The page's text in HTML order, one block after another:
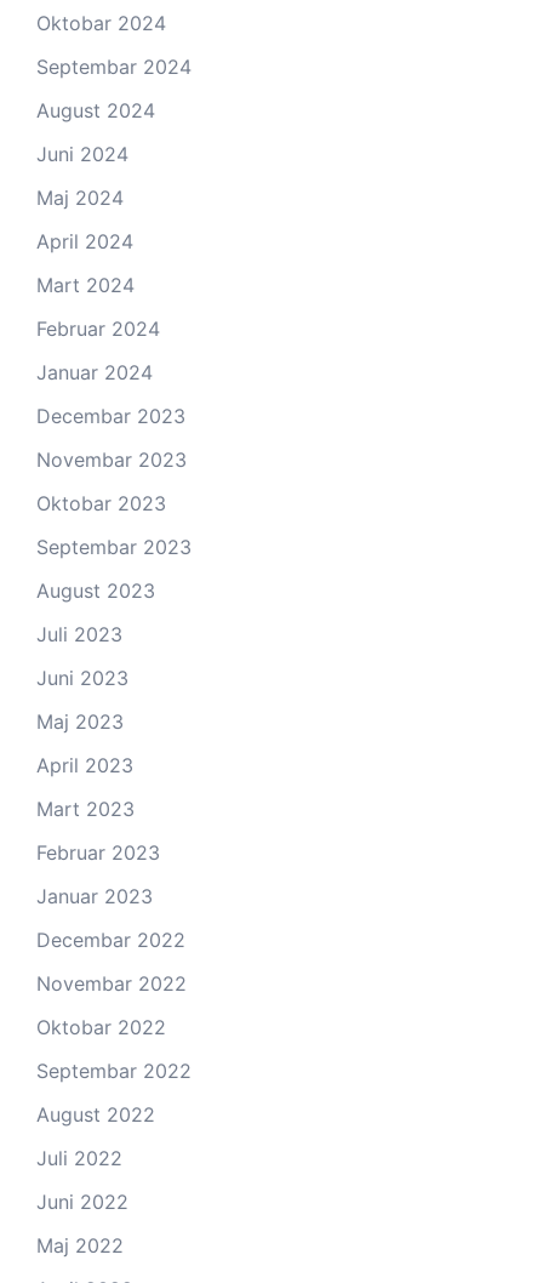
Oktobar 2024
Septembar 2024
August 2024
Juni 2024
Maj 2024
April 2024
Mart 2024
Februar 2024
Januar 2024
Decembar 2023
Novembar 2023
Oktobar 2023
Septembar 2023
August 2023
Juli 2023
Juni 2023
Maj 2023
April 2023
Mart 2023
Februar 2023
Januar 2023
Decembar 2022
Novembar 2022
Oktobar 2022
Septembar 2022
August 2022
Juli 2022
Juni 2022
Maj 2022